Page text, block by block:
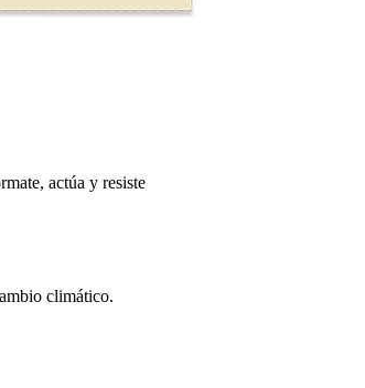
actúa y resiste
climático.